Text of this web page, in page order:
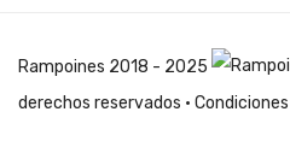
Rampoines 2018 - 2025
derechos reservados ·